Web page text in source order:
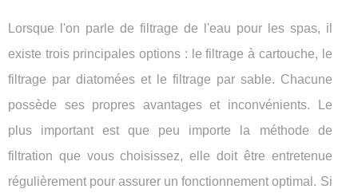
Lorsque l'on parle de filtrage de l'eau pour les spas, il
existe trois principales options : le filtrage à cartouche, le
filtrage par diatomées et le filtrage par sable. Chacune
possède ses propres avantages et inconvénients. Le
plus important est que peu importe la méthode de
filtration que vous choisissez, elle doit être entretenue
régulièrement pour assurer un fonctionnement optimal. Si